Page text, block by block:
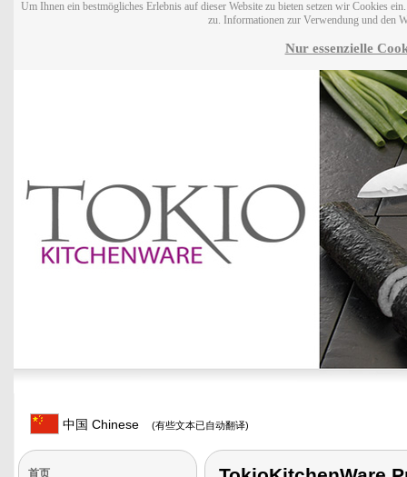
Um Ihnen ein bestmögliches Erlebnis auf dieser Website zu bieten setzen wir Cookies
zu. Informationen zur Verwendung und den
Nur essenzielle
中国 Chinese (有些文本已自动翻译)
首页